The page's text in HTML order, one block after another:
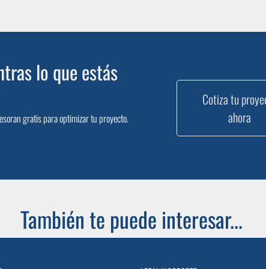
lo que estás
gratis para optimizar tu proyecto.
Cotiza tu
ahora
También te puede interesar...